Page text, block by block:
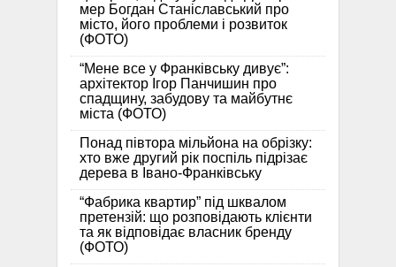
мер Богдан Станіславський про
місто, його проблеми і розвиток
(ФОТО)
“Мене все у Франківську дивує”:
архітектор Ігор Панчишин про
спадщину, забудову та майбутнє
міста (ФОТО)
Понад півтора мільйона на обрізку:
хто вже другий рік поспіль підрізає
дерева в Івано-Франківську
“Фабрика квартир” під шквалом
претензій: що розповідають клієнти
та як відповідає власник бренду
(ФОТО)